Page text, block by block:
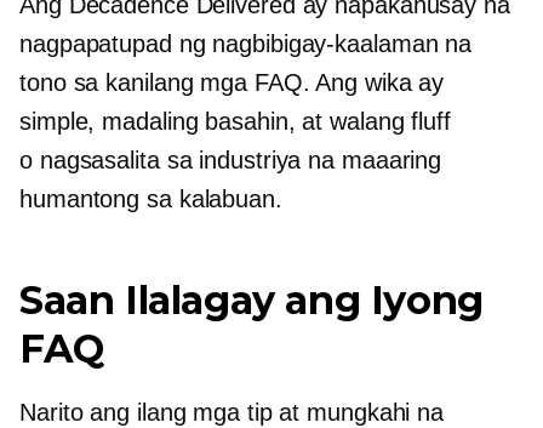
nagpapatupad ng nagbibigay-kaalaman na
tono sa kanilang mga FAQ. Ang wika ay
simple, madaling basahin, at walang fluff
o nagsasalita sa industriya na maaaring
humantong sa kalabuan.
Saan Ilalagay ang Iyong
FAQ
Narito ang ilang mga tip at mungkahi na